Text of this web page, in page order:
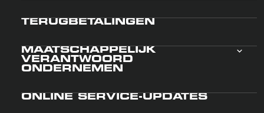
TERUGBETALINGEN
MAATSCHAPPELIJK
VERANTWOORD
ONDERNEMEN
ONLINE SERVICE-UPDATES